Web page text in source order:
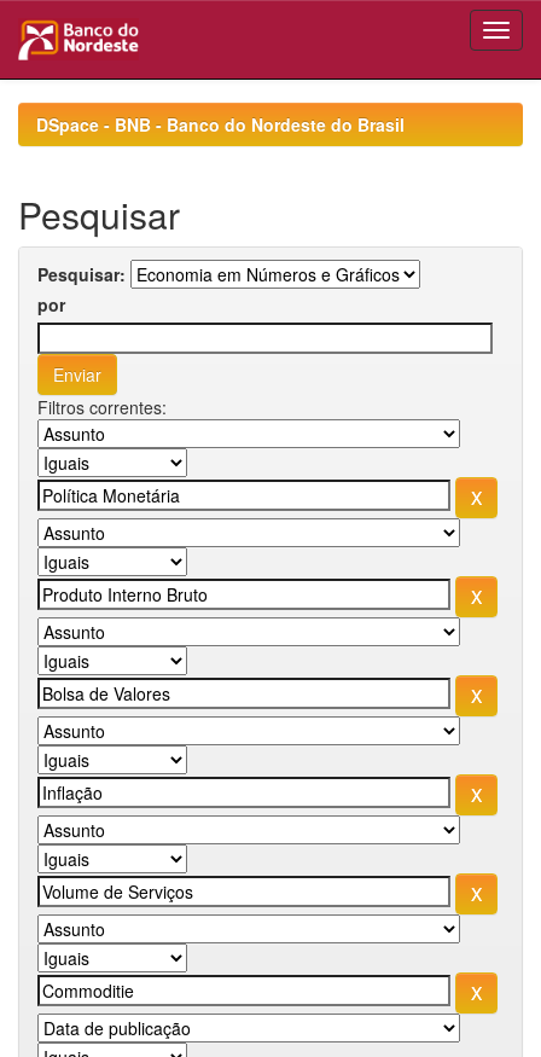
navigationDSpace - BNB - Banco do Nordeste do Brasil
Pesquisar
Pesquisar:
por
Filtros correntes: